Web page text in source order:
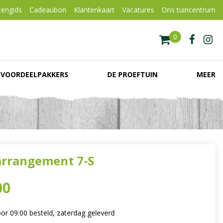
Cadeaubon Klantenkaart Vacatures Ons tuincentrum
VOORDEELPAKKERS DE PROEFTUIN MEER
7-S
09:00 besteld, zaterdag geleverd